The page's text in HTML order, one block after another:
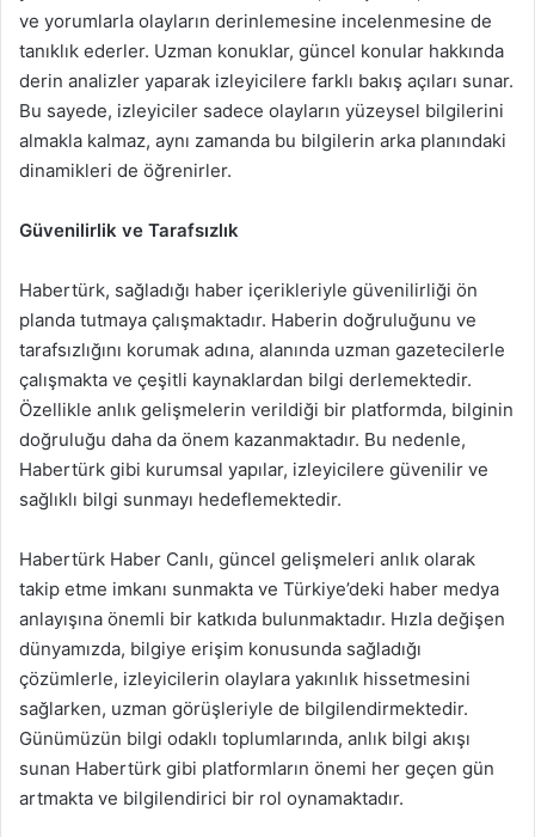
ve yorumlarla olayların derinlemesine incelenmesine de
tanıklık ederler. Uzman konuklar, güncel konular hakkında
derin analizler yaparak izleyicilere farklı bakış açıları sunar.
Bu sayede, izleyiciler sadece olayların yüzeysel bilgilerini
almakla kalmaz, aynı zamanda bu bilgilerin arka planındaki
dinamikleri de öğrenirler.
Güvenilirlik ve Tarafsızlık
Habertürk, sağladığı haber içerikleriyle güvenilirliği ön
planda tutmaya çalışmaktadır. Haberin doğruluğunu ve
tarafsızlığını korumak adına, alanında uzman gazetecilerle
çalışmakta ve çeşitli kaynaklardan bilgi derlemektedir.
Özellikle anlık gelişmelerin verildiği bir platformda, bilginin
doğruluğu daha da önem kazanmaktadır. Bu nedenle,
Habertürk gibi kurumsal yapılar, izleyicilere güvenilir ve
sağlıklı bilgi sunmayı hedeflemektedir.
Habertürk Haber Canlı, güncel gelişmeleri anlık olarak
takip etme imkanı sunmakta ve Türkiye’deki haber medya
anlayışına önemli bir katkıda bulunmaktadır. Hızla değişen
dünyamızda, bilgiye erişim konusunda sağladığı
çözümlerle, izleyicilerin olaylara yakınlık hissetmesini
sağlarken, uzman görüşleriyle de bilgilendirmektedir.
Günümüzün bilgi odaklı toplumlarında, anlık bilgi akışı
sunan Habertürk gibi platformların önemi her geçen gün
artmakta ve bilgilendirici bir rol oynamaktadır.